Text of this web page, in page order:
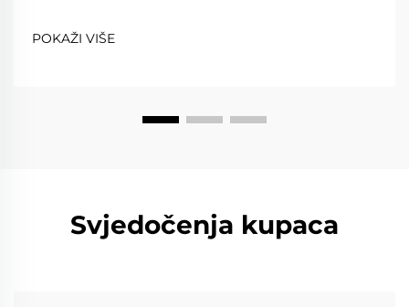
propisa, dok vožnja na stazi zahtijeva iznimnu lakost,
snagu i preciznost. Kovanim kotačima...
POKAŽI VIŠE
Svjedočenja kupaca